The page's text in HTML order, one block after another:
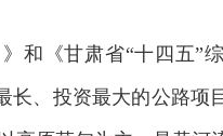
和《甘肃省“十四五”
、投资最大的公路项